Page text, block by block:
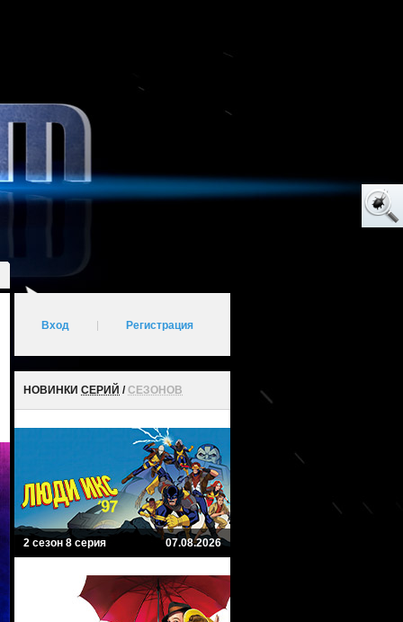
Вход Регистрация
НОВИНКИ СЕРИЙ /СЕЗОНОВ
2 сезон 8 серия 07.08.2026